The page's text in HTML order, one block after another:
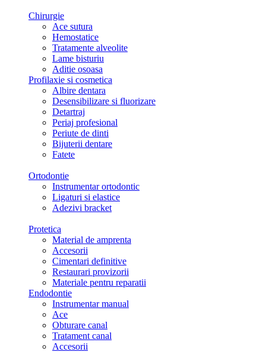
Chirurgie
Ace sutura
Hemostatice
Tratamente alveolite
Lame bisturiu
Aditie osoasa
Profilaxie si cosmetica
Albire dentara
Desensibilizare si fluorizare
Detartraj
Periaj profesional
Periute de dinti
Bijuterii dentare
Fatete
Ortodontie
Instrumentar ortodontic
Ligaturi si elastice
Adezivi bracket
Protetica
Material de amprenta
Accesorii
Cimentari definitive
Restaurari provizorii
Materiale pentru reparatii
Endodontie
Instrumentar manual
Ace
Obturare canal
Tratament canal
Accesorii